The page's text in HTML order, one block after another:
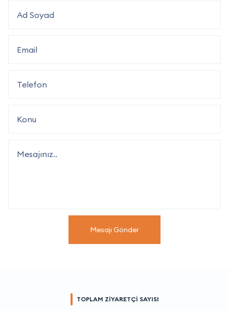
Mesajı Gönder
TOPLAM ZİYARETÇİ SAYISI